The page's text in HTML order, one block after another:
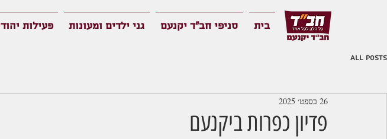
בית סניפי חב"ד יקנעם גני ילדים ומעונות פעילות
All Posts
פדיון כפרות ביקנעם
26 בספט׳ 2025